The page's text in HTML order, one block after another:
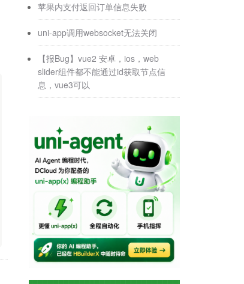
苹果内支付返回订单信息失败
uni-app调用websocket无法关闭
【报Bug】vue2 安卓，ios，web
slider组件都不能通过id获取节点信
息，vue3可以